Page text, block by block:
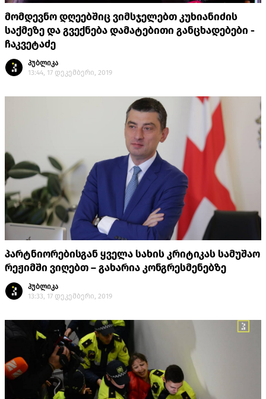
მომდევნო დღეებშიც ვიმსჯელებთ კუხიანიძის
საქმეზე და გვექნება დამატებითი განცხადებები -
ჩაკვეტაძე
პუბლიკა
13:44, 17 დეკემბერი, 2019
პარტნიორებისგან ყველა სახის კრიტიკას სამუშაო
რეჟიმში ვიღებთ – გახარია კონგრესმენებზე
პუბლიკა
13:33, 17 დეკემბერი, 2019